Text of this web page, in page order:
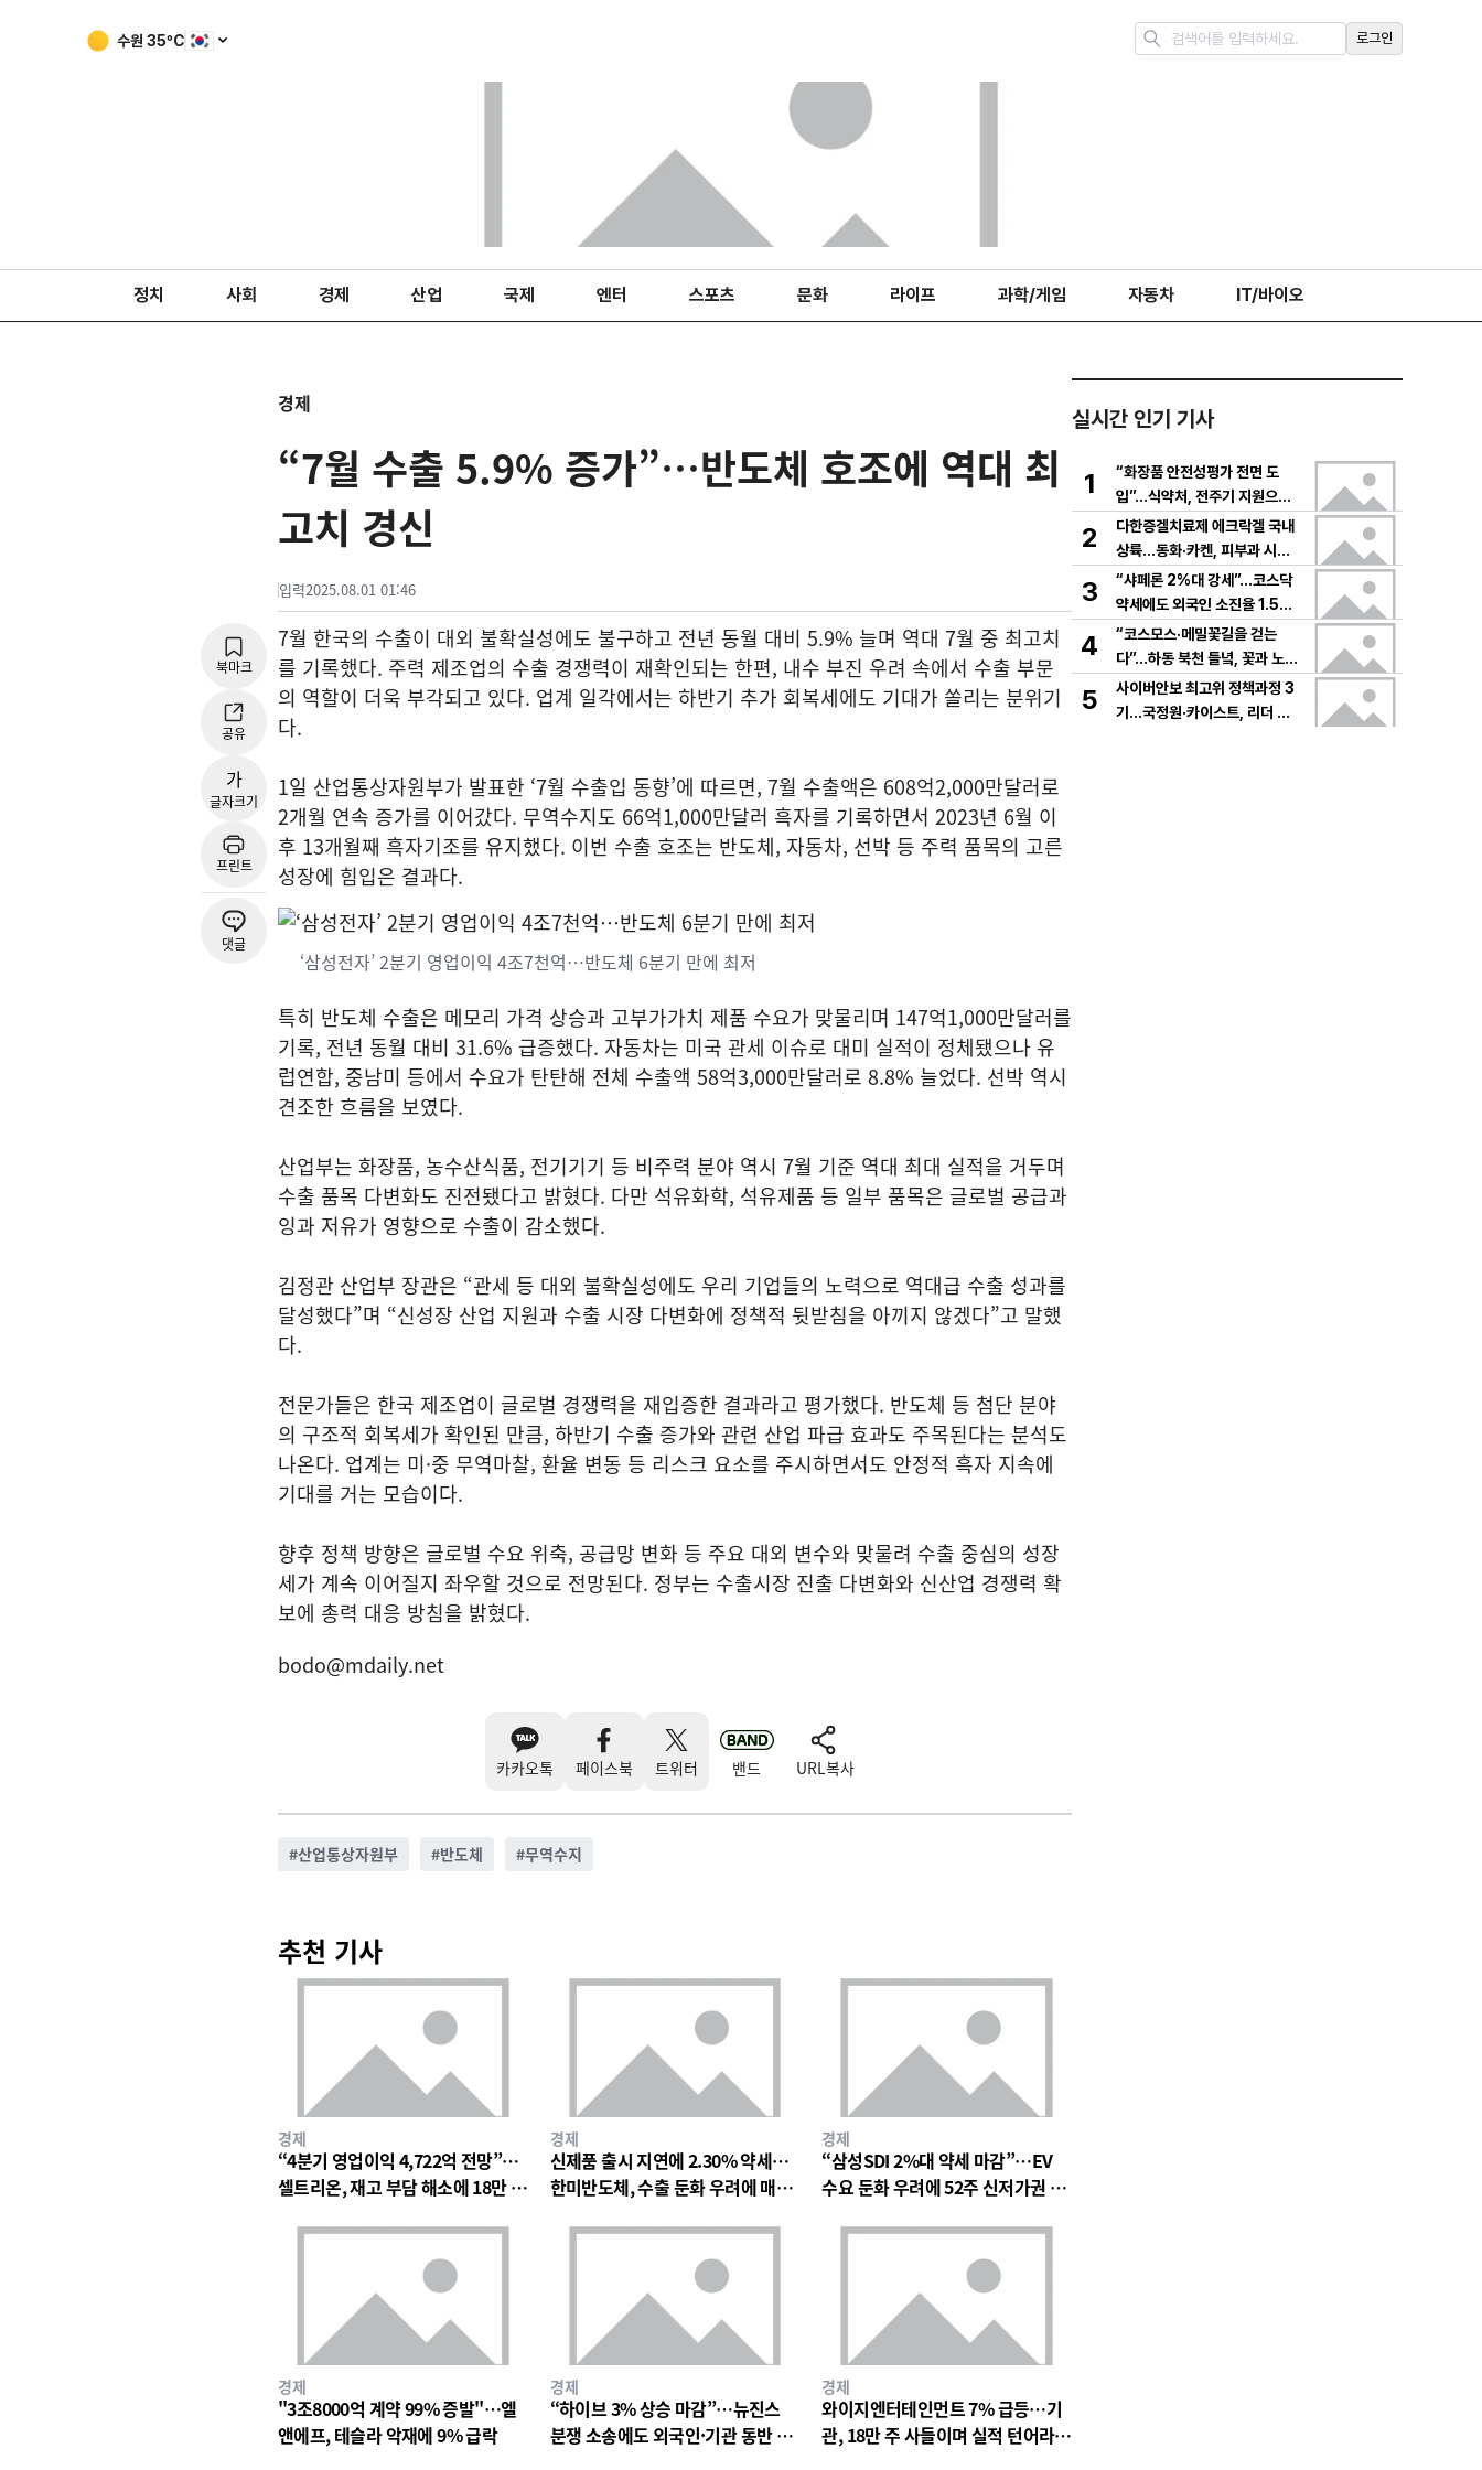
수원 35ºC 로그인
정치 사회 경제 산업 국제 엔터 스포츠 문화 라이프 과학/게임 자동차 IT/바이오
경제
“7월 수출 5.9% 증가”…반도체 호조에 역대 최
고치 경신
입력2025.08.01 01:46
북마크
공유
가
글자크기
프린트
댓글
7월 한국의 수출이 대외 불확실성에도 불구하고 전년 동월 대비 5.9% 늘며 역대 7월 중 최고치
를 기록했다. 주력 제조업의 수출 경쟁력이 재확인되는 한편, 내수 부진 우려 속에서 수출 부문
의 역할이 더욱 부각되고 있다. 업계 일각에서는 하반기 추가 회복세에도 기대가 쏠리는 분위기
다.
1일 산업통상자원부가 발표한 ‘7월 수출입 동향’에 따르면, 7월 수출액은 608억2,000만달러로
2개월 연속 증가를 이어갔다. 무역수지도 66억1,000만달러 흑자를 기록하면서 2023년 6월 이
후 13개월째 흑자기조를 유지했다. 이번 수출 호조는 반도체, 자동차, 선박 등 주력 품목의 고른
성장에 힘입은 결과다.
‘삼성전자’ 2분기 영업이익 4조7천억…반도체 6분기 만에 최저
특히 반도체 수출은 메모리 가격 상승과 고부가가치 제품 수요가 맞물리며 147억1,000만달러를
기록, 전년 동월 대비 31.6% 급증했다. 자동차는 미국 관세 이슈로 대미 실적이 정체됐으나 유
럽연합, 중남미 등에서 수요가 탄탄해 전체 수출액 58억3,000만달러로 8.8% 늘었다. 선박 역시
견조한 흐름을 보였다.
산업부는 화장품, 농수산식품, 전기기기 등 비주력 분야 역시 7월 기준 역대 최대 실적을 거두며
수출 품목 다변화도 진전됐다고 밝혔다. 다만 석유화학, 석유제품 등 일부 품목은 글로벌 공급과
잉과 저유가 영향으로 수출이 감소했다.
김정관 산업부 장관은 “관세 등 대외 불확실성에도 우리 기업들의 노력으로 역대급 수출 성과를
달성했다”며 “신성장 산업 지원과 수출 시장 다변화에 정책적 뒷받침을 아끼지 않겠다”고 말했
다.
전문가들은 한국 제조업이 글로벌 경쟁력을 재입증한 결과라고 평가했다. 반도체 등 첨단 분야
의 구조적 회복세가 확인된 만큼, 하반기 수출 증가와 관련 산업 파급 효과도 주목된다는 분석도
나온다. 업계는 미·중 무역마찰, 환율 변동 등 리스크 요소를 주시하면서도 안정적 흑자 지속에
기대를 거는 모습이다.
향후 정책 방향은 글로벌 수요 위축, 공급망 변화 등 주요 대외 변수와 맞물려 수출 중심의 성장
세가 계속 이어질지 좌우할 것으로 전망된다. 정부는 수출시장 진출 다변화와 신산업 경쟁력 확
보에 총력 대응 방침을 밝혔다.
bodo@mdaily.net
카카오톡 페이스북 트위터 밴드 URL복사
#산업통상자원부 #반도체 #무역수지
추천 기사
경제
“4분기 영업이익 4,722억 전망”…
셀트리온, 재고 부담 해소에 18만 원
경제
신제품 출시 지연에 2.30% 약세…
한미반도체, 수출 둔화 우려에 매물
경제
“삼성SDI 2%대 약세 마감”…EV
수요 둔화 우려에 52주 신저가권 압
경제
"3조8000억 계약 99% 증발"…엘
앤에프, 테슬라 악재에 9% 급락
경제
“하이브 3% 상승 마감”…뉴진스
분쟁 소송에도 외국인·기관 동반 매
경제
와이지엔터테인먼트 7% 급등…기
관, 18만 주 사들이며 실적 턴어라운
실시간 인기 기사
1
“화장품 안전성평가 전면 도
입”…식약처, 전주기 지원으로
K뷰티 고도화
2
다한증겔치료제 에크락겔 국내
상륙…동화·카켄, 피부과 시장
공략
3
“샤페론 2%대 강세”…코스닥
약세에도 외국인 소진율 1.5
9% 기록
4
“코스모스·메밀꽃길을 걷는
다”…하동 북천 들녘, 꽃과 노래
로 물드는 가을의 하루
5
사이버안보 최고위 정책과정 3
기…국정원·카이스트, 리더 안